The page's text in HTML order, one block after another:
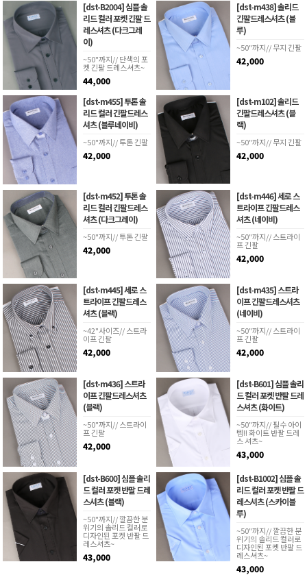
[dst-B2004] 심플 솔
리드 컬러 포켓 긴팔 드
레스셔츠 (다크그레
이)
~50"까지// 단색의 포
켓 긴팔 드레스셔츠~
44,000
[dst-m438] 솔리드
긴팔드레스셔츠 (블
루)
~50"까지// 무지 긴팔
42,000
[dst-m455] 투톤 솔
리드 컬러 긴팔드레스
셔츠 (블루네이비)
~50"까지// 투톤 긴팔
42,000
[dst-m102] 솔리드
긴팔드레스셔츠 (블
랙)
~50"까지// 무지 긴팔
42,000
[dst-m452] 투톤 솔
리드 컬러 긴팔드레스
셔츠 (다크그레이)
~50"까지// 투톤 긴팔
42,000
[dst-m446] 세로 스
트라이프 긴팔드레스
셔츠 (네이비)
~50"까지// 스트라이
프 긴팔
42,000
[dst-m445] 세로 스
트라이프 긴팔드레스
셔츠 (블랙)
~42"사이즈// 스트라
이프 긴팔
42,000
[dst-m435] 스트라
이프 긴팔드레스셔츠
(네이비)
~50"까지// 스트라이
프 긴팔
42,000
[dst-m436] 스트라
이프 긴팔드레스셔츠
(블랙)
~50"까지// 스트라이
프 긴팔
42,000
[dst-B601] 심플 솔리
드 컬러 포켓 반팔 드레
스셔츠 (화이트)
~50"까지// 필수 아이
템!! 화이트 반팔 드레
스 셔츠~
43,000
[dst-B600] 심플 솔리
드 컬러 포켓 반팔 드레
스셔츠 (블랙)
~50"까지// 깔끔한 분
위기의 솔리드 컬러로
디자인된 포켓 반팔 드
레스셔츠~
43,000
[dst-B1002] 심플 솔
리드 컬러 포켓 반팔 드
레스셔츠 (스카이블
루)
~50"까지// 깔끔한 분
위기의 솔리드 컬러로
디자인된 포켓 반팔 드
레스셔츠~
43,000